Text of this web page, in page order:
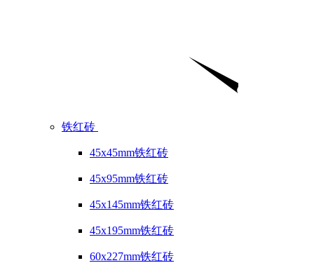
铁红砖
45x45mm铁红砖
45x95mm铁红砖
45x145mm铁红砖
45x195mm铁红砖
60x227mm铁红砖